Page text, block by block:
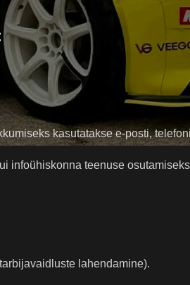
kasutatakse e-posti,
teenuse
lahendamine).